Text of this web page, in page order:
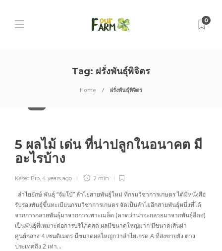
0
Tag: ฝรั่งพันธุ์พิจิตร
Home ฝรั่งพันธุ์พิจิตร
5 ผลไม้ เด่น ที่น่าปลูกในอนาคต มี
อะไรบ้าง
Kaset Pro, 4 years ago 2 min
ลำไยยักษ์ พันธุ์ “จัมโบ้” ลำไยสายพันธุ์ใหม่ ที่กรมวิชาการเกษตร ได้มีหนังสือ
รับรองพันธุ์ขึ้นทะเบียนกรมวิชาการเกษตร จัดเป็นลำไยอีกสายพันธุ์หนึ่งที่ได้
จากการกลายพันธุ์มาจากการเพาะเมล็ด (คาดว่าน่าจะกลายมาจากพันธุ์อีดอ)
เป็นพันธุ์ที่เหมาะต่อการบริโภคสด ผลมีขนาดใหญ่มาก มีขนาดเส้นผ่า
ศูนย์กลาง 4 เซนติเมตร มีขนาดผลใหญ่กว่าลำไยเกรด A ที่ส่งขายยัง ต่าง
ประเทศถึง 2 เท่า…